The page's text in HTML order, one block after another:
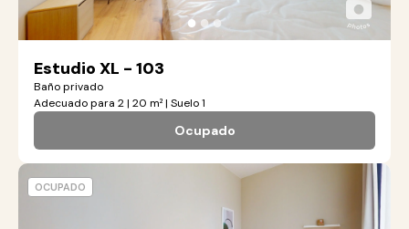
●●●
Estudio XL - 103
Baño privado
Adecuado para 2 | 20 m² | Suelo 1
Ocupado
OCUPADO